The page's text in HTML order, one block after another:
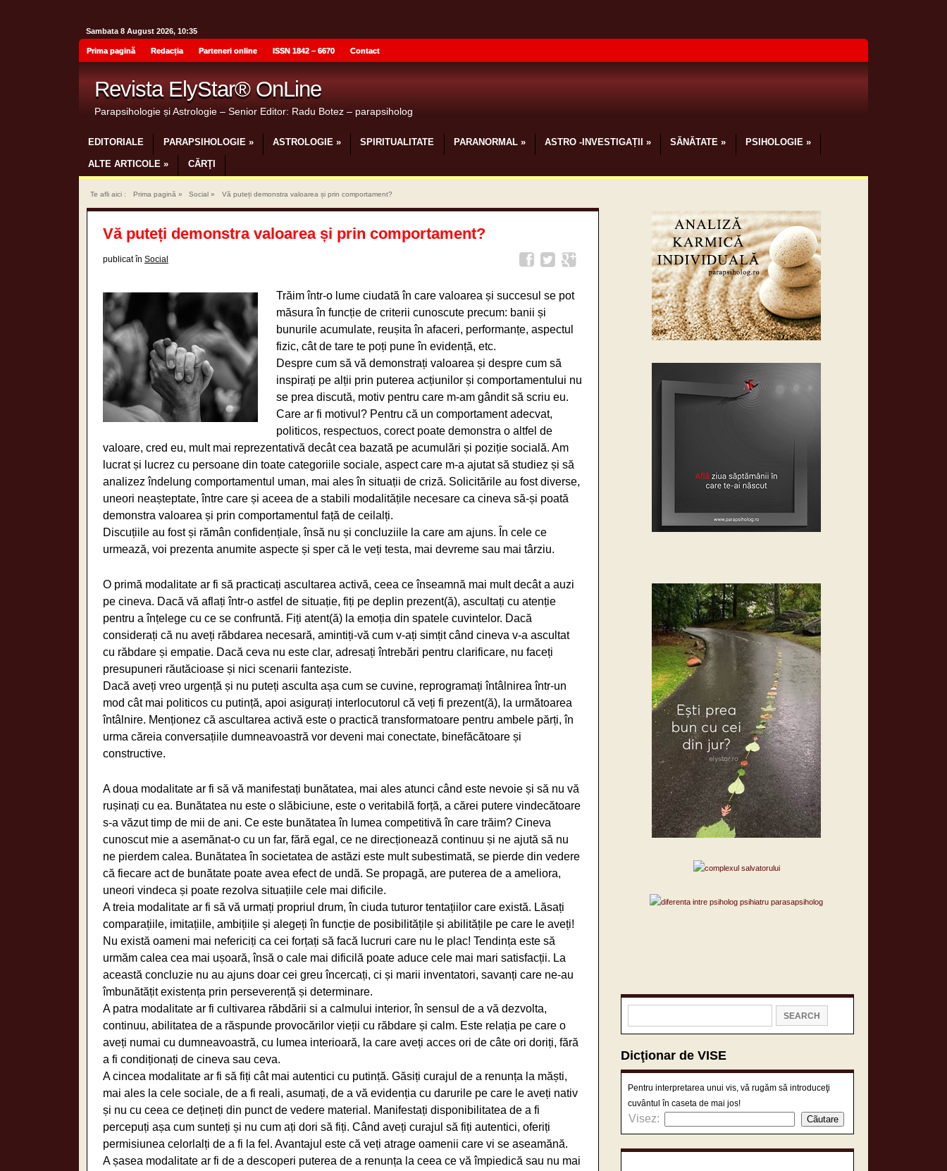
Sambata 8 August 2026, 10:35
Prima pagină Redacția Parteneri online ISSN 1842 – 6670 Contact
Revista ElyStar® OnLine
Parapsihologie și Astrologie – Senior Editor: Radu Botez – parapsiholog
EDITORIALE PARAPSIHOLOGIE» ASTROLOGIE» SPIRITUALITATE PARANORMAL» ASTRO -INVESTIGAȚII » SĂNĂTATE » PSIHOLOGIE»
ALTE ARTICOLE » CĂRŢI
Te afli aici : Prima pagină » Social » Vă puteți demonstra valoarea și prin comportament?
Vă puteți demonstra valoarea și prin comportament?
publicat în Social
Trăim într-o lume ciudată în care valoarea și succesul se pot
măsura în funcție de criterii cunoscute precum: banii și
bunurile acumulate, reușita în afaceri, performanțe, aspectul
fizic, cât de tare te poți pune în evidență, etc.
Despre cum să vă demonstrați valoarea și despre cum să
inspirați pe alții prin puterea acțiunilor și comportamentului nu
se prea discută, motiv pentru care m-am gândit să scriu eu.
Care ar fi motivul? Pentru că un comportament adecvat,
politicos, respectuos, corect poate demonstra o altfel de
valoare, cred eu, mult mai reprezentativă decât cea bazată pe acumulări și poziție socială. Am
lucrat și lucrez cu persoane din toate categoriile sociale, aspect care m-a ajutat să studiez și să
analizez îndelung comportamentul uman, mai ales în situații de criză. Solicitările au fost diverse,
uneori neașteptate, între care și aceea de a stabili modalitățile necesare ca cineva să-și poată
demonstra valoarea și prin comportamentul față de ceilalți.
Discuțiile au fost și rămân confidențiale, însă nu și concluziile la care am ajuns. În cele ce
urmează, voi prezenta anumite aspecte și sper că le veți testa, mai devreme sau mai târziu.
O primă modalitate ar fi să practicați ascultarea activă, ceea ce înseamnă mai mult decât a auzi
pe cineva. Dacă vă aflați într-o astfel de situație, fiți pe deplin prezent(ă), ascultați cu atenție
pentru a înțelege cu ce se confruntă. Fiți atent(ă) la emoția din spatele cuvintelor. Dacă
considerați că nu aveți răbdarea necesară, amintiți-vă cum v-ați simțit când cineva v-a ascultat
cu răbdare și empatie. Dacă ceva nu este clar, adresați întrebări pentru clarificare, nu faceți
presupuneri răutăcioase și nici scenarii fanteziste.
Dacă aveți vreo urgență și nu puteți asculta așa cum se cuvine, reprogramați întâlnirea într-un
mod cât mai politicos cu putință, apoi asigurați interlocutorul că veți fi prezent(ă), la următoarea
întâlnire. Menționez că ascultarea activă este o practică transformatoare pentru ambele părți, în
urma căreia conversațiile dumneavoastră vor deveni mai conectate, binefăcătoare și
constructive.
A doua modalitate ar fi să vă manifestați bunătatea, mai ales atunci când este nevoie și să nu vă
rușinați cu ea. Bunătatea nu este o slăbiciune, este o veritabilă forță, a cărei putere vindecătoare
s-a văzut timp de mii de ani. Ce este bunătatea în lumea competitivă în care trăim? Cineva
cunoscut mie a asemănat-o cu un far, fără egal, ce ne direcționează continuu și ne ajută să nu
ne pierdem calea. Bunătatea în societatea de astăzi este mult subestimată, se pierde din vedere
că fiecare act de bunătate poate avea efect de undă. Se propagă, are puterea de a ameliora,
uneori vindeca și poate rezolva situațiile cele mai dificile.
A treia modalitate ar fi să vă urmați propriul drum, în ciuda tuturor tentațiilor care există. Lăsați
comparațiile, imitațiile, ambițiile și alegeți în funcție de posibilitățile și abilitățile pe care le aveți!
Nu există oameni mai nefericiți ca cei forțați să facă lucruri care nu le plac! Tendința este să
urmăm calea cea mai ușoară, însă o cale mai dificilă poate aduce cele mai mari satisfacții. La
această concluzie nu au ajuns doar cei greu încercați, ci și marii inventatori, savanți care ne-au
îmbunătățit existența prin perseverență și determinare.
A patra modalitate ar fi cultivarea răbdării si a calmului interior, în sensul de a vă dezvolta,
continuu, abilitatea de a răspunde provocărilor vieții cu răbdare și calm. Este relația pe care o
aveți numai cu dumneavoastră, cu lumea interioară, la care aveți acces ori de câte ori doriți, fără
a fi condiționați de cineva sau ceva.
A cincea modalitate ar fi să fiți cât mai autentici cu putință. Găsiți curajul de a renunța la măști,
mai ales la cele sociale, de a fi reali, asumați, de a vă evidenția cu darurile pe care le aveți nativ
și nu cu ceea ce dețineți din punct de vedere material. Manifestați disponibilitatea de a fi
percepuți așa cum sunteți și nu cum ați dori să fiți. Când aveți curajul să fiți autentici, oferiți
permisiunea celorlalți de a fi la fel. Avantajul este că veți atrage oamenii care vi se aseamănă.
A șasea modalitate ar fi de a descoperi puterea de a renunța la ceea ce vă împiedică sau nu mai
Dicţionar de VISE
Pentru interpretarea unui vis, vă rugăm să introduceţi
cuvântul în caseta de mai jos!
Visez: